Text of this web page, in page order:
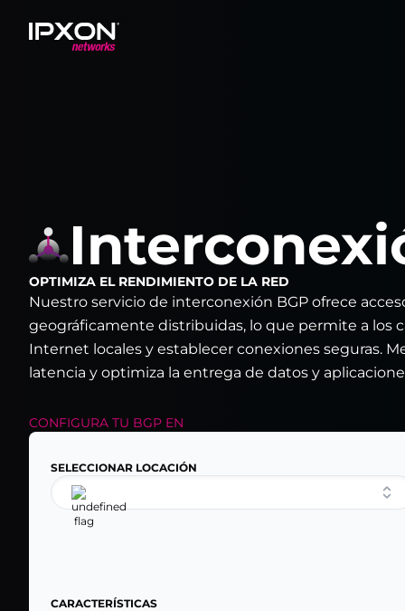
Header
OPTIMIZA EL RENDIMIENTO DE LA RED
Nuestro servicio de interconexión BGP ofrece
geográficamente distribuidas, lo que permite a los
Internet locales y establecer conexiones seguras.
latencia y optimiza la entrega de datos y
CONFIGURA TU BGP EN
SELECCIONAR LOCACIÓN
CARACTERÍSTICAS